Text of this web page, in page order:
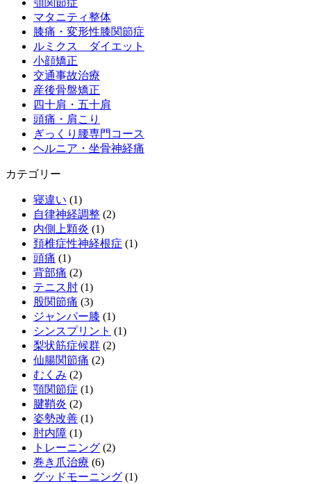
顎関節症
マタニティ整体
膝痛・変形性膝関節症
ルミクス ダイエット
小顔矯正
交通事故治療
産後骨盤矯正
四十肩・五十肩
頭痛・肩こり
ぎっくり腰専門コース
ヘルニア・坐骨神経痛
カテゴリー
寝違い (1)
自律神経調整 (2)
内側上顆炎 (1)
頚椎症性神経根症 (1)
頭痛 (1)
背部痛 (2)
テニス肘 (1)
股関節痛 (3)
ジャンパー膝 (1)
シンスプリント (1)
梨状筋症候群 (2)
仙腸関節痛 (2)
むくみ (2)
顎関節症 (1)
腱鞘炎 (2)
姿勢改善 (1)
肘内障 (1)
トレーニング (2)
巻き爪治療 (6)
グッドモーニング (1)